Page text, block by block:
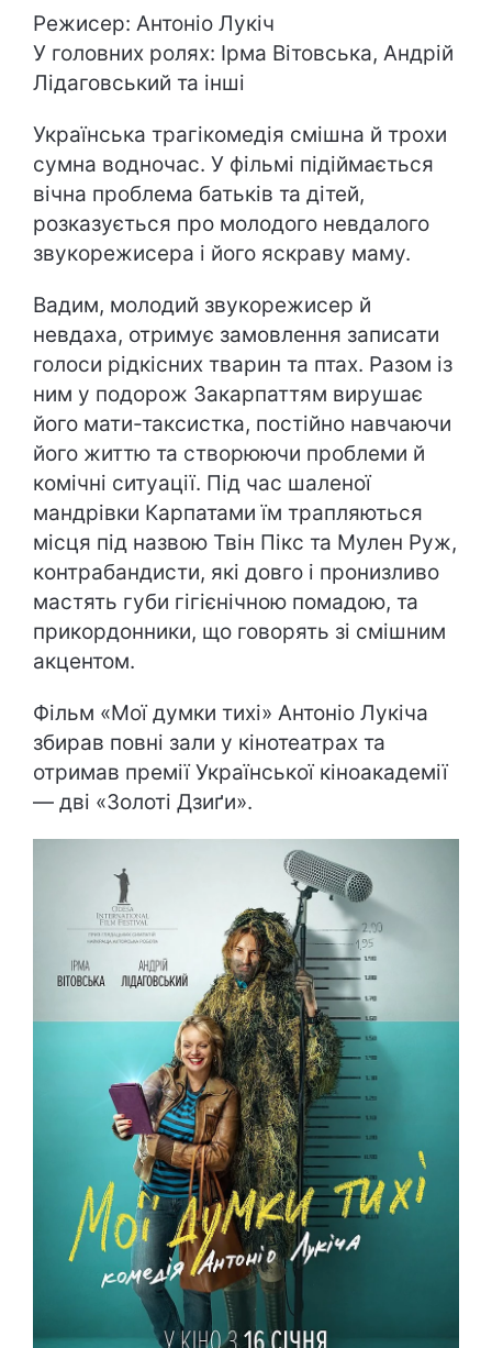
Режисер: Антоніо Лукіч
У головних ролях: Ірма Вітовська, Андрій
Лідаговський та інші
Українська трагікомедія смішна й трохи
сумна водночас. У фільмі підіймається
вічна проблема батьків та дітей,
розказується про молодого невдалого
звукорежисера і його яскраву маму.
Вадим, молодий звукорежисер й
невдаха, отримує замовлення записати
голоси рідкісних тварин та птах. Разом із
ним у подорож Закарпаттям вирушає
його мати-таксистка, постійно навчаючи
його життю та створюючи проблеми й
комічні ситуації. Під час шаленої
мандрівки Карпатами їм трапляються
місця під назвою Твін Пікс та Мулен Руж,
контрабандисти, які довго і пронизливо
мастять губи гігієнічною помадою, та
прикордонники, що говорять зі смішним
акцентом.
Фільм «Мої думки тихі» Антоніо Лукіча
збирав повні зали у кінотеатрах та
отримав премії Української кіноакадемії
— дві «Золоті Дзиґи».